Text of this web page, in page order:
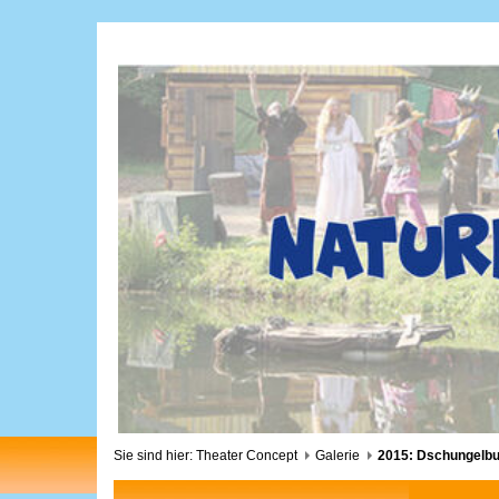
Sie sind hier: Theater Concept Galerie 2015: